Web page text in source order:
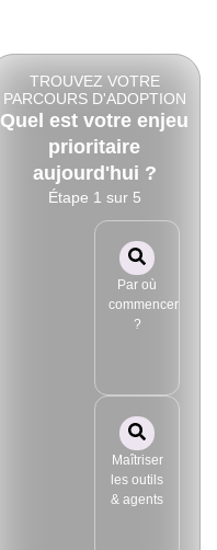
TROUVEZ VOTRE
PARCOURS D'ADOPTION
Quel est votre enjeu
prioritaire
aujourd'hui ?
Étape 1 sur 5
Par où
commencer
?
Maîtriser
les outils
& agents